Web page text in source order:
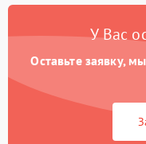
У Вас
Оставьте заявку,